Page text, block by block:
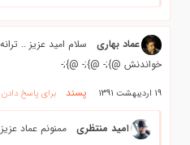
عماد بهاری
سلام امید عزیز ..
خواندنش @};- @};- @};-
19 اردیبهشت 1391 پسند برای پاسخ
امید منتظری ممنونم عماد عزیز